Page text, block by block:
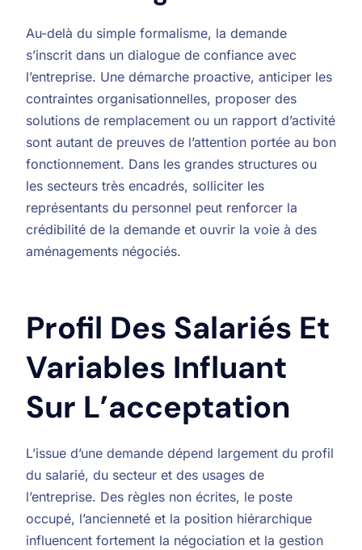
Au-delà du simple formalisme, la demande
s’inscrit dans un dialogue de confiance avec
l’entreprise. Une démarche proactive, anticiper les
contraintes organisationnelles, proposer des
solutions de remplacement ou un rapport d’activité
sont autant de preuves de l’attention portée au bon
fonctionnement. Dans les grandes structures ou
les secteurs très encadrés, solliciter les
représentants du personnel peut renforcer la
crédibilité de la demande et ouvrir la voie à des
aménagements négociés.
Profil Des Salariés Et
Variables Influant
Sur L’acceptation
L’issue d’une demande dépend largement du profil
du salarié, du secteur et des usages de
l’entreprise. Des règles non écrites, le poste
occupé, l’ancienneté et la position hiérarchique
influencent fortement la négociation et la gestion